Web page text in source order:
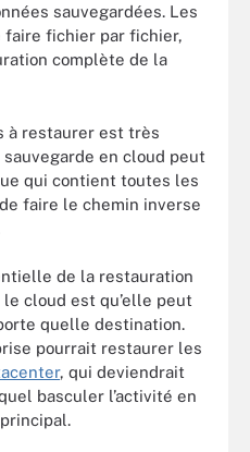
sauvegardées. Les
fichier par fichier,
complète de la
à restaurer est très
en cloud peut
qui contient toutes les
faire le chemin inverse
de la restauration
le cloud est qu’elle peut
quelle destination.
pourrait restaurer les
, qui deviendrait
basculer l’activité en